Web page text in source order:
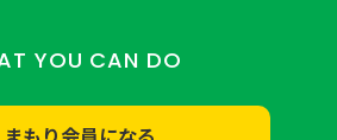
YOU CAN DO